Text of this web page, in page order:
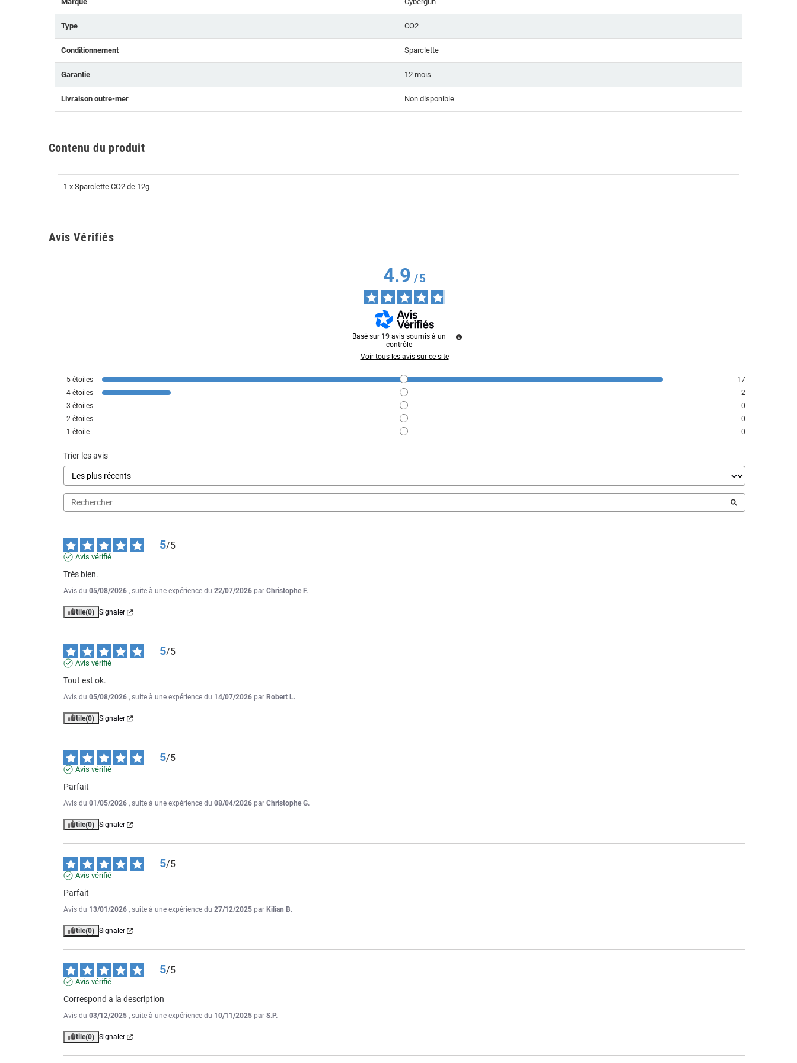
Type CO2
Conditionnement Sparclette
Garantie 12 mois
Livraison outre-mer Non disponible
Contenu du produit
1 x Sparclette CO2 de 12g
Avis Vérifiés
4.9/5
Basé sur 19 avis soumis à un
contrôle
Voir tous les avis sur ce site
5 étoiles
17
4 étoiles
2
3 étoiles
0
2 étoiles
0
1 étoile 0
Trier les avis
5/5
Avis vérifié
Très bien.
Avis du 05/08/2026 , suite à une expérience du 22/07/2026 par Christophe F.
Utile(0) Signaler
5/5
Avis vérifié
Tout est ok.
Avis du 05/08/2026 , suite à une expérience du 14/07/2026 par Robert L.
Utile(0) Signaler
5/5
Avis vérifié
Parfait
Avis du 01/05/2026 , suite à une expérience du 08/04/2026 par Christophe G.
Utile(0) Signaler
5/5
Avis vérifié
Parfait
Avis du 13/01/2026 , suite à une expérience du 27/12/2025 par Kilian B.
Utile(0) Signaler
5/5
Avis vérifié
Correspond a la description
Avis du 03/12/2025 , suite à une expérience du 10/11/2025 par S.P.
Utile(0) Signaler